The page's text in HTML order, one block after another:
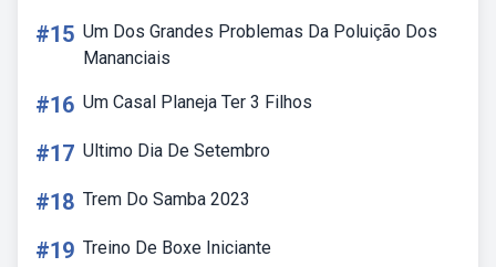
#15 Um Dos Grandes Problemas Da Poluição Dos
Mananciais
#16 Um Casal Planeja Ter 3 Filhos
#17 Ultimo Dia De Setembro
#18 Trem Do Samba 2023
#19 Treino De Boxe Iniciante